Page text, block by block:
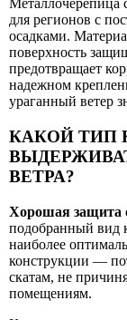
Металлочерепица
для регионов с
осадками.
поверхность
предотвращает
надежном
ураганный ветер
КАКОЙ ТИП
ВЕТРА?
Хорошая защита
подобранный вид
наиболее
конструкции —
скатам, не
помещениям.